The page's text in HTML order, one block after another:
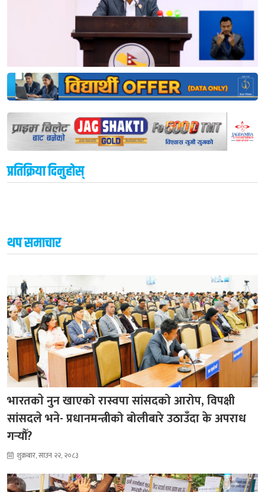
प्रतिक्रिया दिनुहोस्
थप समाचार
भारतकाे नुन खाएको रास्वपा सांसदको आरोप, विपक्षी
सांसदले भने- प्रधानमन्त्रीको बोलीबारे उठाउँदा के अपराध
गर्‍यौँ?
शुक्रबार, साउन २२, २०८३